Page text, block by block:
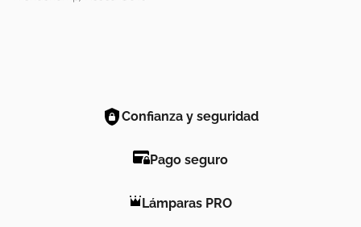
Confianza y seguridad
Pago seguro
Lámparas PRO